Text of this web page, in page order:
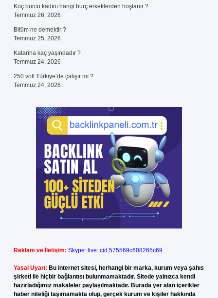
Koç burcu kadını hangi burç erkeklerden hoşlanır ?
Temmuz 26, 2026
Bitüm ne demektir ?
Temmuz 25, 2026
Katarina kaç yaşındadır ?
Temmuz 24, 2026
250 volt Türkiye’de çalışır mı ?
Temmuz 24, 2026
Reklam ve İletişim: Skype: live:.cid.575569c608265c69
Yasal Uyarı: Bu internet sitesi, herhangi bir marka, kurum veya şahıs
şirketi ile hiçbir bağlantısı bulunmamaktadır. Sitede yalnızca kendi
hazırladığımız makaleler paylaşılmaktadır. Burada yer alan içerikler
haber niteliği taşımamakta olup, gerçek kurum ve kişiler hakkında